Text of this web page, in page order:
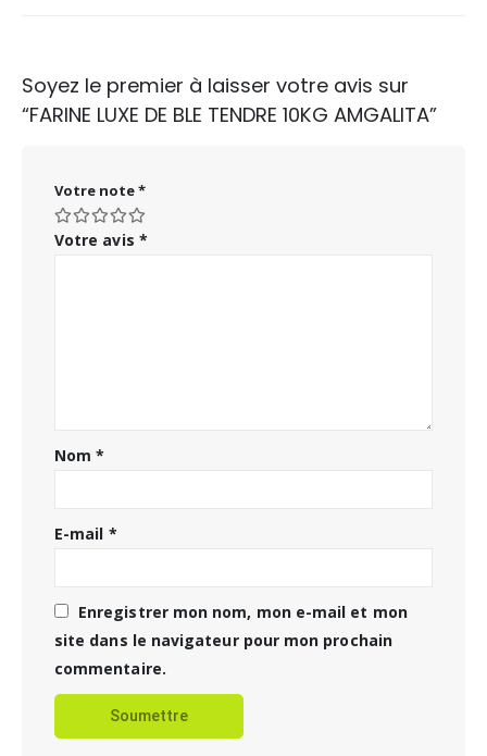
Soyez le premier à laisser votre avis sur
“FARINE LUXE DE BLE TENDRE 10KG AMGALITA”
Votre note*
Votre avis *
Nom*
E-mail *
Enregistrer mon nom, mon e-mail et mon
site dans le navigateur pour mon prochain
commentaire.